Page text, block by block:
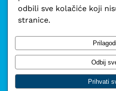
odbili sve kolačiće koji
stranice.
Prilagodi
Odbij
Prihvati